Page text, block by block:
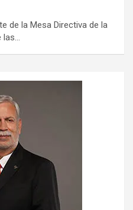
de la Mesa Directiva de la
las…